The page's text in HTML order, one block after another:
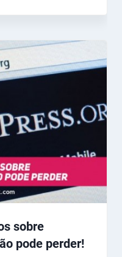
sobre
pode perder!